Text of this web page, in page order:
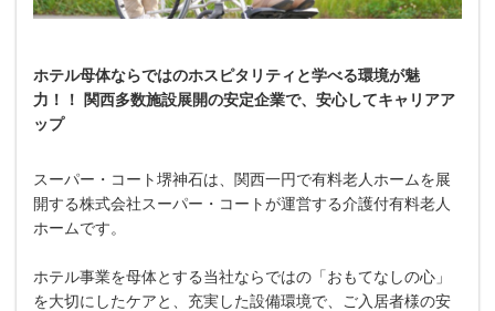
ホテル母体ならではのホスピタリティと学べる環境が魅
力！！ 関西多数施設展開の安定企業で、安心してキャリアア
ップ
スーパー・コート堺神石は、関西一円で有料老人ホームを展
開する株式会社スーパー・コートが運営する介護付有料老人
ホームです。
ホテル事業を母体とする当社ならではの「おもてなしの心」
を大切にしたケアと、充実した設備環境で、ご入居者様の安